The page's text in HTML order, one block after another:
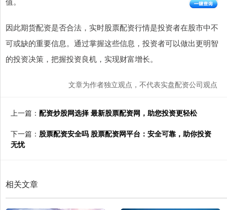
因此期货配资是否合法，实时股票配资行情是投资者在股市中不
可或缺的重要信息。通过掌握这些信息，投资者可以做出更明智
的投资决策，把握投资良机，实现财富增长。
文章为作者独立观点，不代表实盘配资公司观点
上一篇： 配资炒股网选择 最新股票配资网，助您投资更轻松
下一篇： 股票配资安全吗 股票配资网平台：安全可靠，助你投资
无忧
相关文章